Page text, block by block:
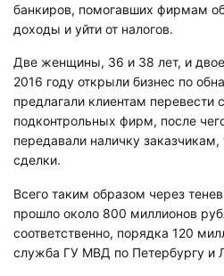
банкиров, помогавших фирмам
доходы и уйти от налогов.
Две женщины, 36 и 38 лет, и
2016 году открыли бизнес по
предлагали клиентам перевести
подконтрольных фирм, после
передавали наличку
сделки.
Всего таким образом через
прошло около 800 миллионов
соответственно, порядка 120
служба ГУ МВД по Петербургу и